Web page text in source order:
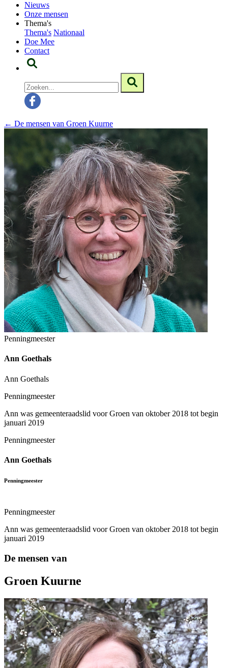
Nieuws
Onze mensen
Thema's
Thema's Nationaal
Doe Mee
Contact
← De mensen van Groen Kuurne
Penningmeester
Ann Goethals
Ann Goethals
Penningmeester
Ann was gemeenteraadslid voor Groen van oktober 2018 tot begin
januari 2019
Penningmeester
Ann Goethals
Penningmeester
Penningmeester
Ann was gemeenteraadslid voor Groen van oktober 2018 tot begin
januari 2019
De mensen van
Groen Kuurne